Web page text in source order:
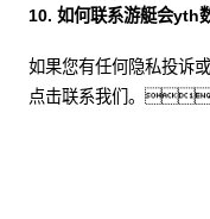
10. 如何联系游艇会yth
如果您有任何隐私投
点击联系我们。